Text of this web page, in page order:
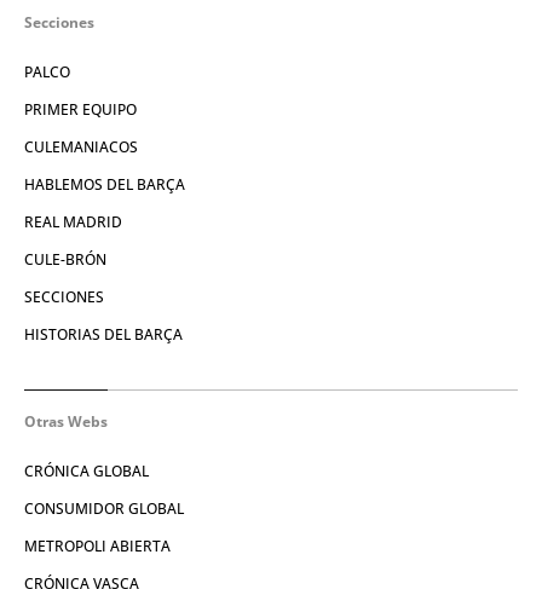
Secciones
PALCO
PRIMER EQUIPO
CULEMANIACOS
HABLEMOS DEL BARÇA
REAL MADRID
CULE-BRÓN
SECCIONES
HISTORIAS DEL BARÇA
Otras Webs
CRÓNICA GLOBAL
CONSUMIDOR GLOBAL
METROPOLI ABIERTA
CRÓNICA VASCA